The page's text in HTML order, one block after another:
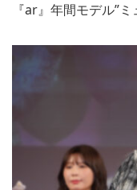
『ar』年間モデル”